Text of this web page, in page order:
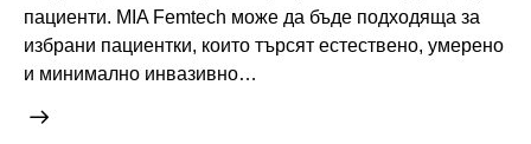
пациенти. MIA Femtech може да бъде подходяща за
избрани пациентки, които търсят естествено, умерено
и минимално инвазивно…